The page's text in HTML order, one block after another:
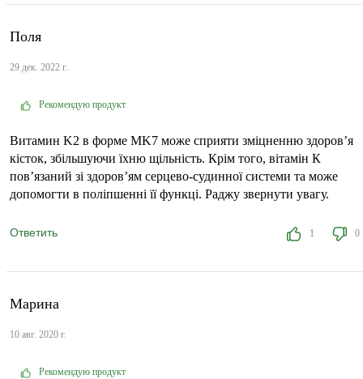
Поля
29 дек. 2022 г.
Рекомендую продукт
Витамин K2 в форме MK7 може сприяти зміцненню здоров’я
кісток, збільшуючи їхню щільність. Крім того, вітамін К
пов’язаний зі здоров’ям серцево-судинної системи та може
допомогти в поліпшенні її функці. Раджу звернути увагу.
Ответить 1 0
Марина
10 авг. 2020 г.
Рекомендую продукт